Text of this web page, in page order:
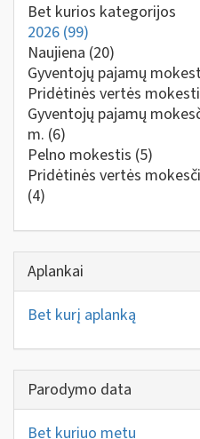
Bet kurios kategorijos
2026 (99)
Naujiena (20)
Gyventojų pajamų
Pridėtinės vertės
Gyventojų pajamų
m. (6)
Pelno mokestis (5)
Pridėtinės vertės
(4)
Aplankai
Bet kurį aplanką
Parodymo data
Bet kuriuo metu